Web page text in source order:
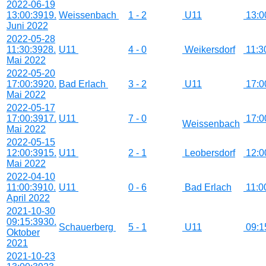
2022-06-19
13:00:3919.
Juni 2022
Weissenbach 1 - 2 U11
2022-05-28
11:30:3928.
Mai 2022
U11 4 - 0 Weikersdorf
2022-05-20
17:00:3920.
Mai 2022
Bad Erlach 3 - 2 U11
2022-05-17
17:00:3917.
Mai 2022
U11 7 - 0
Weissenbach
2022-05-15
12:00:3915.
Mai 2022
U11 2 - 1 Leobersdorf
2022-04-10
11:00:3910.
April 2022
U11 0 - 6 Bad Erlach
2021-10-30
09:15:3930.
Oktober
2021
Schauerberg 5 - 1 U11
2021-10-23